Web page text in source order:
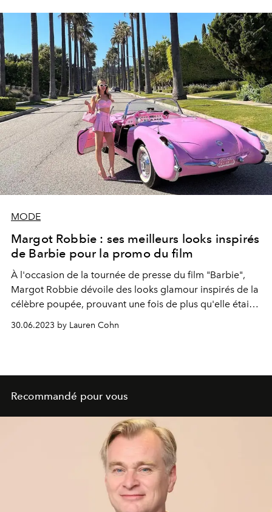
MODE
Margot Robbie : ses meilleurs looks inspirés
de Barbie pour la promo du film
À l'occasion de la tournée de presse du film "Barbie",
Margot Robbie dévoile des looks glamour inspirés de la
célèbre poupée, prouvant une fois de plus qu'elle était
la meilleure actrice pour l'incarner à l'écran.
30.06.2023 by Lauren Cohn
Recommandé pour vous